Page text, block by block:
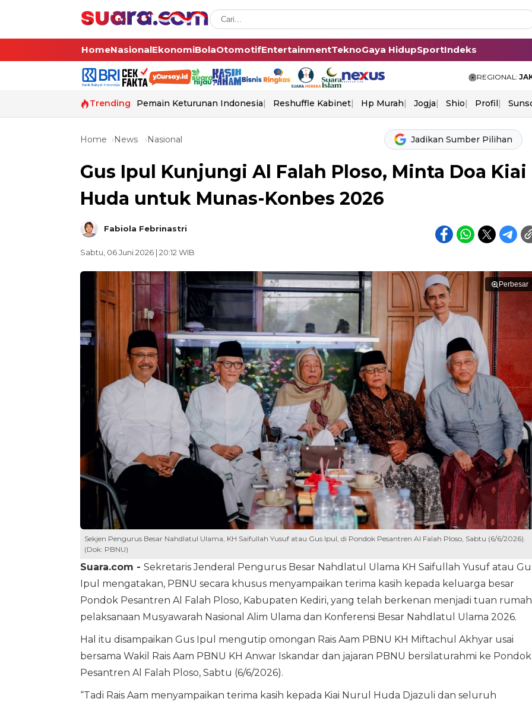
HomeNasionalEkonomiBolaOtomotifEntertainmentTeknoGaya HidupSportIndeks
REGIONAL:
Trending Pemain Keturunan Indonesia Reshuffle Kabinet Hp Murah Jogja Shio Profil
Home News Nasional Jadikan Sumber Pilihan
Gus Ipul Kunjungi Al Falah Ploso, Minta Doa Kiai
Huda untuk Munas-Konbes 2026
Fabiola Febrinastri
Sabtu, 06 Juni 2026 | 20:12 WIB
Perbesar
Sekjen Pengurus Besar Nahdlatul Ulama, KH Saifullah Yusuf atau Gus Ipul, di Pondok Pesantren Al Falah Ploso, Sabtu (6/6/2026).
(Dok: PBNU)
Suara.com - Sekretaris Jenderal Pengurus Besar Nahdlatul Ulama KH Saifullah Yusuf atau
Ipul mengatakan, PBNU secara khusus menyampaikan terima kasih kepada keluarga besar
Pondok Pesantren Al Falah Ploso, Kabupaten Kediri, yang telah berkenan menjadi tuan rumah
pelaksanaan Musyawarah Nasional Alim Ulama dan Konferensi Besar Nahdlatul Ulama 2026.
Hal itu disampaikan Gus Ipul mengutip omongan Rais Aam PBNU KH Miftachul Akhyar usai
bersama Wakil Rais Aam PBNU KH Anwar Iskandar dan jajaran PBNU bersilaturahmi ke Pondok
Pesantren Al Falah Ploso, Sabtu (6/6/2026).
“Tadi Rais Aam menyampaikan terima kasih kepada Kiai Nurul Huda Djazuli dan seluruh